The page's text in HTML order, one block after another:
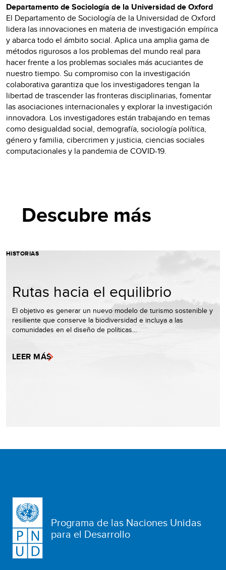
Departamento de Sociología de la Universidad de Oxford
El Departamento de Sociología de la Universidad de Oxford
lidera las innovaciones en materia de investigación empírica
y abarca todo el ámbito social. Aplica una amplia gama de
métodos rigurosos a los problemas del mundo real para
hacer frente a los problemas sociales más acuciantes de
nuestro tiempo. Su compromiso con la investigación
colaborativa garantiza que los investigadores tengan la
libertad de trascender las fronteras disciplinarias, fomentar
las asociaciones internacionales y explorar la investigación
innovadora. Los investigadores están trabajando en temas
como desigualdad social, demografía, sociología política,
género y familia, cibercrimen y justicia, ciencias sociales
computacionales y la pandemia de COVID-19.
Descubre más
HISTORIAS
Rutas hacia el equilibrio
El objetivo es generar un nuevo modelo de turismo sostenible y
resiliente que conserve la biodiversidad e incluya a las
comunidades en el diseño de políticas…
LEER MÁS
Programa de las Naciones Unidas
para el Desarrollo